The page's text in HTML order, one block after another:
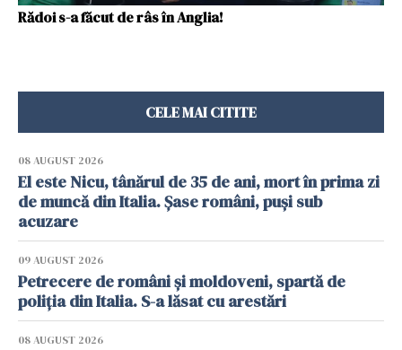
Rădoi s-a făcut de râs în Anglia!
CELE MAI CITITE
08 AUGUST 2026
El este Nicu, tânărul de 35 de ani, mort în prima zi
de muncă din Italia. Șase români, puși sub
acuzare
09 AUGUST 2026
Petrecere de români și moldoveni, spartă de
poliția din Italia. S-a lăsat cu arestări
08 AUGUST 2026